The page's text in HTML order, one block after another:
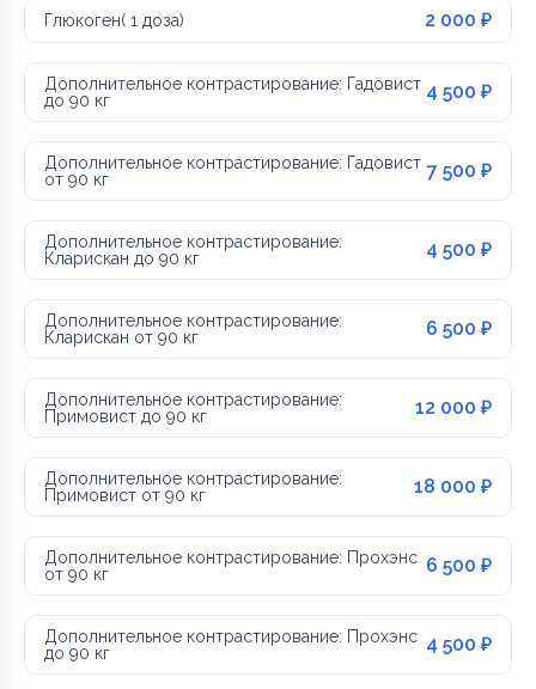
Глюкоген( 1 доза) 2 000 ₽
Дополнительное контрастирование: Гадовист
до 90 кг
4 500 ₽
Дополнительное контрастирование: Гадовист
от 90 кг
7 500 ₽
Дополнительное контрастирование:
Кларискан до 90 кг
4 500 ₽
Дополнительное контрастирование:
Кларискан от 90 кг
6 500 ₽
Дополнительное контрастирование:
Примовист до 90 кг
12 000 ₽
Дополнительное контрастирование:
Примовист от 90 кг
18 000 ₽
Дополнительное контрастирование: Прохэнс
от 90 кг
6 500 ₽
Дополнительное контрастирование: Прохэнс
до 90 кг
4 500 ₽